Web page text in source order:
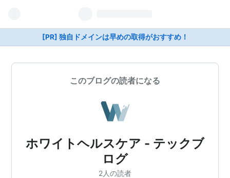
[PR] 独自ドメインは早めの取得がおすすめ！
このブログの読者になる
ホワイトヘルスケア - テックブ
ログ
2人の読者